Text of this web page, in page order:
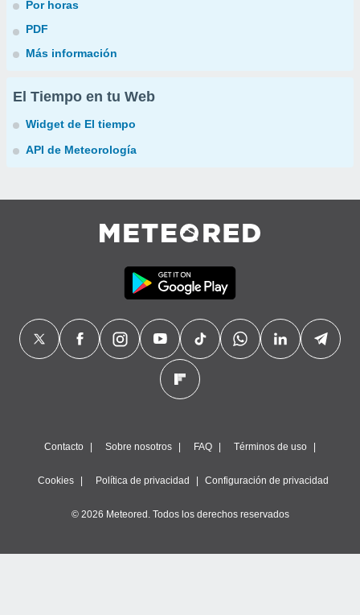
Por horas
PDF
Más información
El Tiempo en tu Web
Widget de El tiempo
API de Meteorología
Contacto Sobre nosotros FAQ Términos de uso
Cookies Política de privacidad Configuración de privacidad
© 2026 Meteored. Todos los derechos reservados